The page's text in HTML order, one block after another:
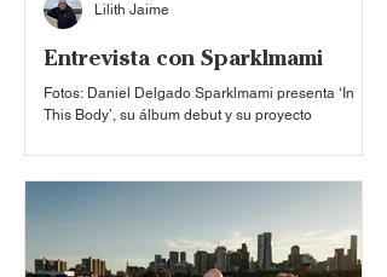
Entrevista con Sparklmami
Fotos: Daniel Delgado Sparklmami presenta ‘In
This Body’, su álbum debut y su proyecto
identidad, las raíces mexicoestadounidenses, la
familia y la reconexión con su propia voz. A través
Gabriel, hasta sonidos contemporáneos y
experimentales, la artista convierte sus
Lilith Jaime